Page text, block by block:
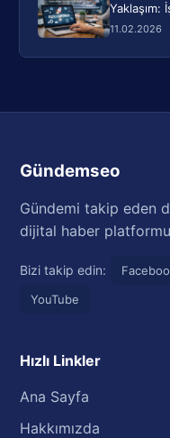
Yaklaşım:
11.02.2026
Gündemseo
Gündemi takip eden
dijital haber
Bizi takip edin:
YouTube
Hızlı Linkler
Ana Sayfa
Hakkımızda